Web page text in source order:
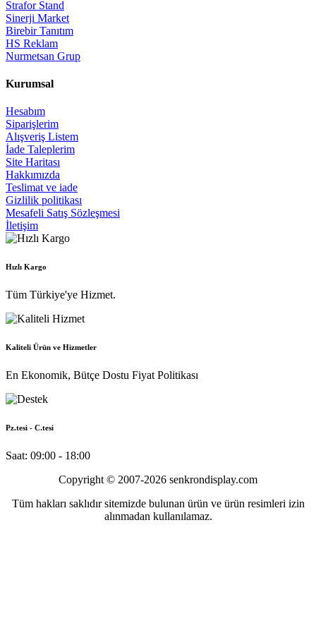
Strafor Stand
Sinerji Market
Birebir Tanıtım
HS Reklam
Nurmetsan Grup
Kurumsal
Hesabım
Siparişlerim
Alışveriş Listem
İade Taleplerim
Site Haritası
Hakkımızda
Teslimat ve iade
Gizlilik politikası
Mesafeli Satış Sözleşmesi
İletişim
Hızlı Kargo
Tüm Türkiye'ye Hizmet.
Kaliteli Ürün ve Hizmetler
En Ekonomik, Bütçe Dostu Fiyat Politikası
Pz.tesi - C.tesi
Saat: 09:00 - 18:00
Copyright © 2007-2026 senkrondisplay.com
Tüm hakları saklıdır sitemizde bulunan ürün ve ürün resimleri izin
alınmadan kullanılamaz.